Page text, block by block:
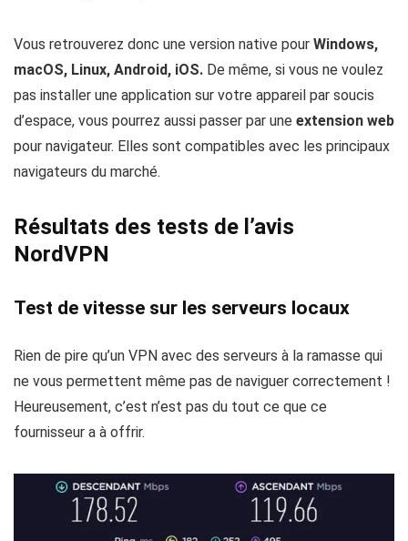
Vous retrouverez donc une version native pour Windows,
macOS, Linux, Android, iOS. De même, si vous ne voulez
pas installer une application sur votre appareil par soucis
d’espace, vous pourrez aussi passer par une extension web
pour navigateur. Elles sont compatibles avec les principaux
navigateurs du marché.
Résultats des tests de l’avis
NordVPN
Test de vitesse sur les serveurs locaux
Rien de pire qu’un VPN avec des serveurs à la ramasse qui
ne vous permettent même pas de naviguer correctement !
Heureusement, c’est n’est pas du tout ce que ce
fournisseur a à offrir.